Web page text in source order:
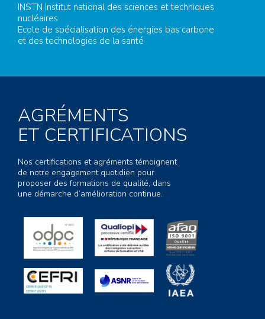
INSTN Institut national des sciences et techniques
nucléaires
Ecole de spécialisation des énergies bas carbone
et des technologies de la santé
AGRÉMENTS
ET CERTIFICATIONS
Nos certifications et agréments témoignent
de notre engagement quotidien pour
proposer des formations de qualité, dans
une démarche d’amélioration continue.